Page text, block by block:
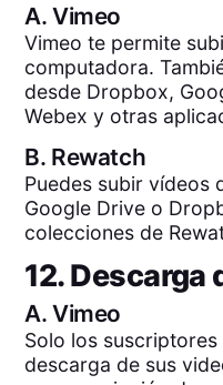
A.Vimeo
Vimeo te permite
computadora.
desde Dropbox,
Webex y otras
B. Rewatch
Puedes subir vídeos
Google Drive o
colecciones de
12. Descarga
A.Vimeo
Solo los
descarga de sus